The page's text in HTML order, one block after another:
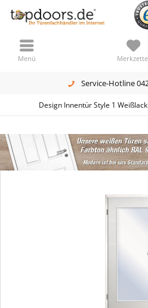
Service-Hotline
Menü
Design Innentür Style 1